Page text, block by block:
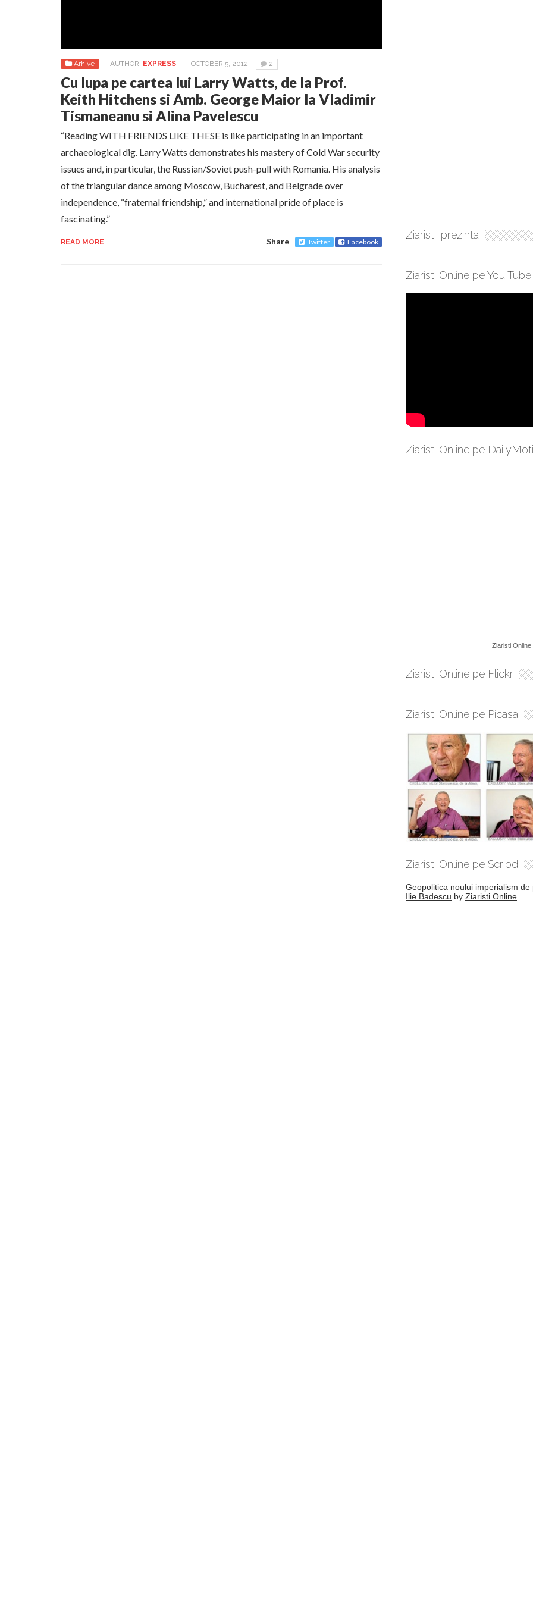
Arhive AUTHOR: EXPRESS - OCTOBER 5, 2012 2
Cu lupa pe cartea lui Larry Watts, de la Prof.
Keith Hitchens si Amb. George Maior la Vladimir
Tismaneanu si Alina Pavelescu
“Reading WITH FRIENDS LIKE THESE is like participating in an important
archaeological dig. Larry Watts demonstrates his mastery of Cold War security
issues and, in particular, the Russian/Soviet push-pull with Romania. His analysis
of the triangular dance among Moscow, Bucharest, and Belgrade over
independence, “fraternal friendship,” and international pride of place is
fascinating.”
READ MORE Share Twitter Facebook
Ziaristii prezinta
Ziaristi Online pe You Tube
Ziaristi Online pe
Ziaristi Online
Ziaristi Online pe Flickr
Ziaristi Online pe Picasa
Ziaristi Online pe Scribd
Geopolitica noului imperialism de
Ilie Badescu by Ziaristi Online